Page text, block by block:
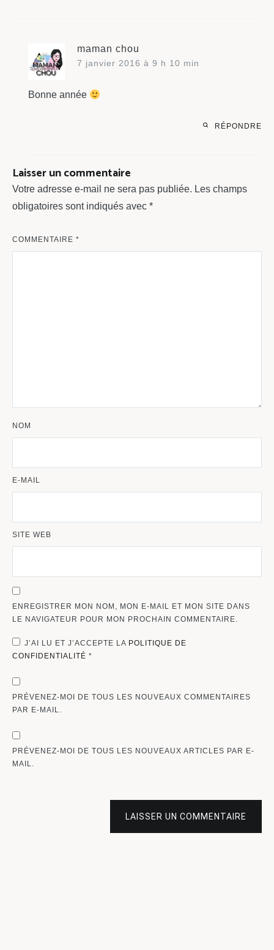
maman chou
7 janvier 2016 à 9 h 10 min
Bonne année
RÉPONDRE
Laisser un commentaire
Votre adresse e-mail ne sera pas publiée. Les champs
obligatoires sont indiqués avec *
COMMENTAIRE *
NOM
E-MAIL
SITE WEB
ENREGISTRER MON NOM, MON E-MAIL ET MON SITE DANS
LE NAVIGATEUR POUR MON PROCHAIN COMMENTAIRE.
J’AI LU ET J’ACCEPTE LA POLITIQUE DE
CONFIDENTIALITÉ *
PRÉVENEZ-MOI DE TOUS LES NOUVEAUX COMMENTAIRES
PAR E-MAIL.
PRÉVENEZ-MOI DE TOUS LES NOUVEAUX ARTICLES PAR E-
MAIL.
LAISSER UN COMMENTAIRE